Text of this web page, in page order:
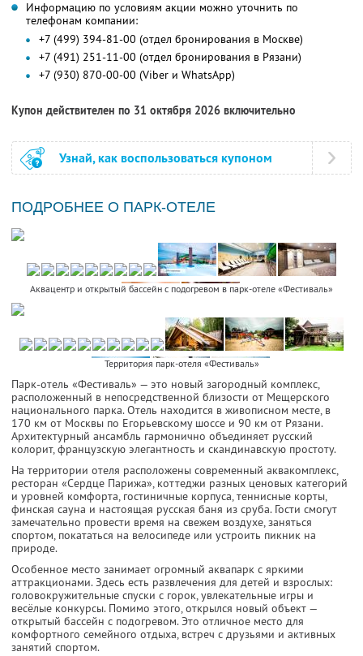
Информацию по условиям акции можно уточнить по
телефонам компании:
+7 (499) 394-81-00 (отдел бронирования в Москве)
+7 (491) 251-11-00 (отдел бронирования в Рязани)
+7 (930) 870-00-00 (Viber и WhatsApp)
Купон действителен по 31 октября 2026 включительно
Узнай, как воспользоваться купоном
ПОДРОБНЕЕ О ПАРК-ОТЕЛЕ
Аквацентр и открытый бассейн с подогревом в парк-отеле «Фестиваль»
Территория парк-отеля «Фестиваль»
Парк-отель «Фестиваль» — это новый загородный комплекс,
расположенный в непосредственной близости от Мещерского
национального парка. Отель находится в живописном месте, в
170 км от Москвы по Егорьевскому шоссе и 90 км от Рязани.
Архитектурный ансамбль гармонично объединяет русский
колорит, французскую элегантность и скандинавскую простоту.
На территории отеля расположены современный аквакомплекс,
ресторан «Сердце Парижа», коттеджи разных ценовых категорий
и уровней комфорта, гостиничные корпуса, теннисные корты,
финская сауна и настоящая русская баня из сруба. Гости смогут
замечательно провести время на свежем воздухе, заняться
спортом, покататься на велосипеде или устроить пикник на
природе.
Особенное место занимает огромный аквапарк с яркими
аттракционами. Здесь есть развлечения для детей и взрослых:
головокружительные спуски с горок, увлекательные игры и
весёлые конкурсы. Помимо этого, открылся новый объект —
открытый бассейн с подогревом. Это отличное место для
комфортного семейного отдыха, встреч с друзьями и активных
занятий спортом.